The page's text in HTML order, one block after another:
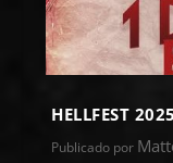
HELLFEST
Publicado por